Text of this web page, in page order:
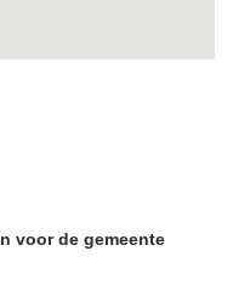
voor de gemeente